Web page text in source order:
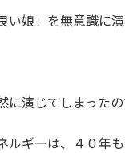
娘」を無意識に
演じてしまったの
ギーは、４０年